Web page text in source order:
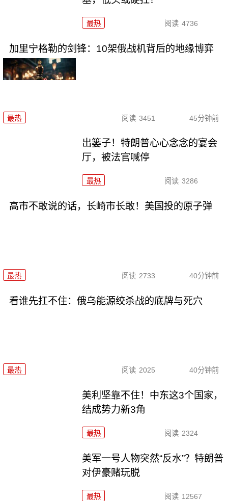
最热 阅读 4736
加里宁格勒的剑锋：10架俄战机背后的地缘博弈
最热 阅读 3451 45分钟前
出篓子！特朗普心心念念的宴会
厅，被法官喊停
最热 阅读 3286
高市不敢说的话，长崎市长敢！美国投的原子弹
最热 阅读 2733 40分钟前
看谁先扛不住：俄乌能源绞杀战的底牌与死穴
最热 阅读 2025 40分钟前
美利坚靠不住！中东这3个国家，
结成势力新3角
最热 阅读 2324
美军一号人物突然“反水”？特朗普
对伊豪赌玩脱
最热 阅读 12567